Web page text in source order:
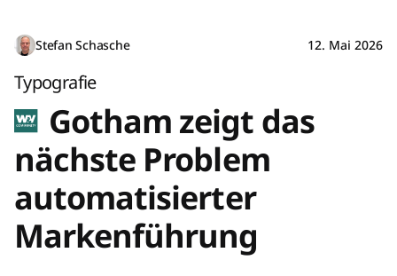
Stefan Schasche 12. Mai 2026
Typografie
Gotham zeigt das
nächste Problem
automatisierter
Markenführung